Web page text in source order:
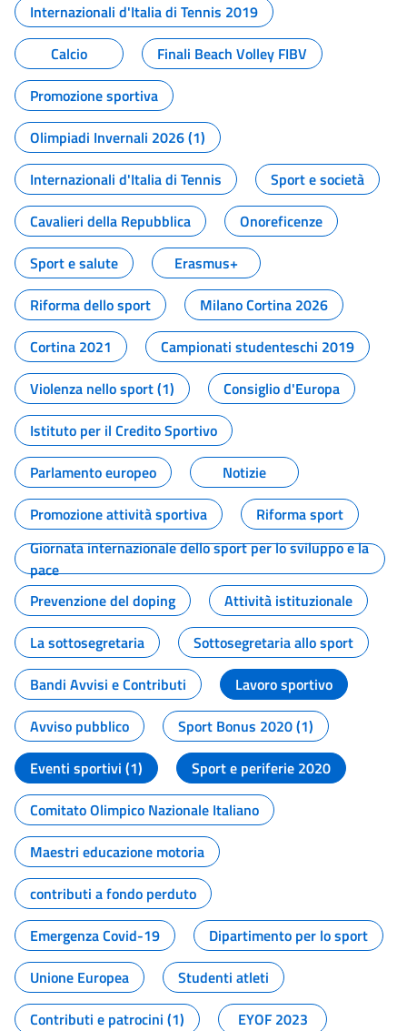
Internazionali d'Italia di Tennis 2019
Calcio
Finali Beach Volley FIBV
Promozione sportiva
Olimpiadi Invernali 2026 (1)
Internazionali d'Italia di Tennis
Sport e società
Cavalieri della Repubblica
Onoreficenze
Sport e salute
Erasmus+
Riforma dello sport
Milano Cortina 2026
Cortina 2021
Campionati studenteschi 2019
Violenza nello sport (1)
Consiglio d'Europa
Istituto per il Credito Sportivo
Parlamento europeo
Notizie
Promozione attività sportiva
Riforma sport
Giornata internazionale dello sport per lo sviluppo e la
pace
Prevenzione del doping
Attività istituzionale
La sottosegretaria
Sottosegretaria allo sport
Bandi Avvisi e Contributi
Lavoro sportivo
Avviso pubblico
Sport Bonus 2020 (1)
Eventi sportivi (1)
Sport e periferie 2020
Comitato Olimpico Nazionale Italiano
Maestri educazione motoria
contributi a fondo perduto
Emergenza Covid-19
Dipartimento per lo sport
Unione Europea
Studenti atleti
Contributi e patrocini (1)
EYOF 2023